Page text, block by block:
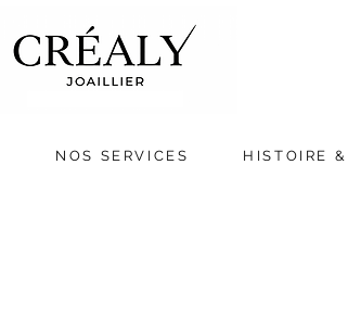
NOS SERVICES HISTOIRE